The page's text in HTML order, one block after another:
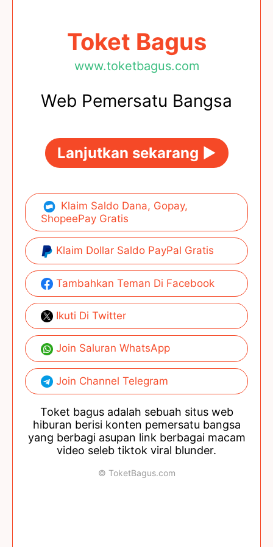
Toket Bagus
www.toketbagus.com
Web Pemersatu Bangsa
Lanjutkan sekarang ►
Klaim Saldo Dana, Gopay,
ShopeePay Gratis
Klaim Dollar Saldo PayPal Gratis
Tambahkan Teman Di Facebook
Ikuti Di Twitter
Join Saluran WhatsApp
Join Channel Telegram
Toket bagus adalah sebuah situs web
hiburan berisi konten pemersatu bangsa
yang berbagi asupan link berbagai macam
video seleb tiktok viral blunder.
© ToketBagus.com